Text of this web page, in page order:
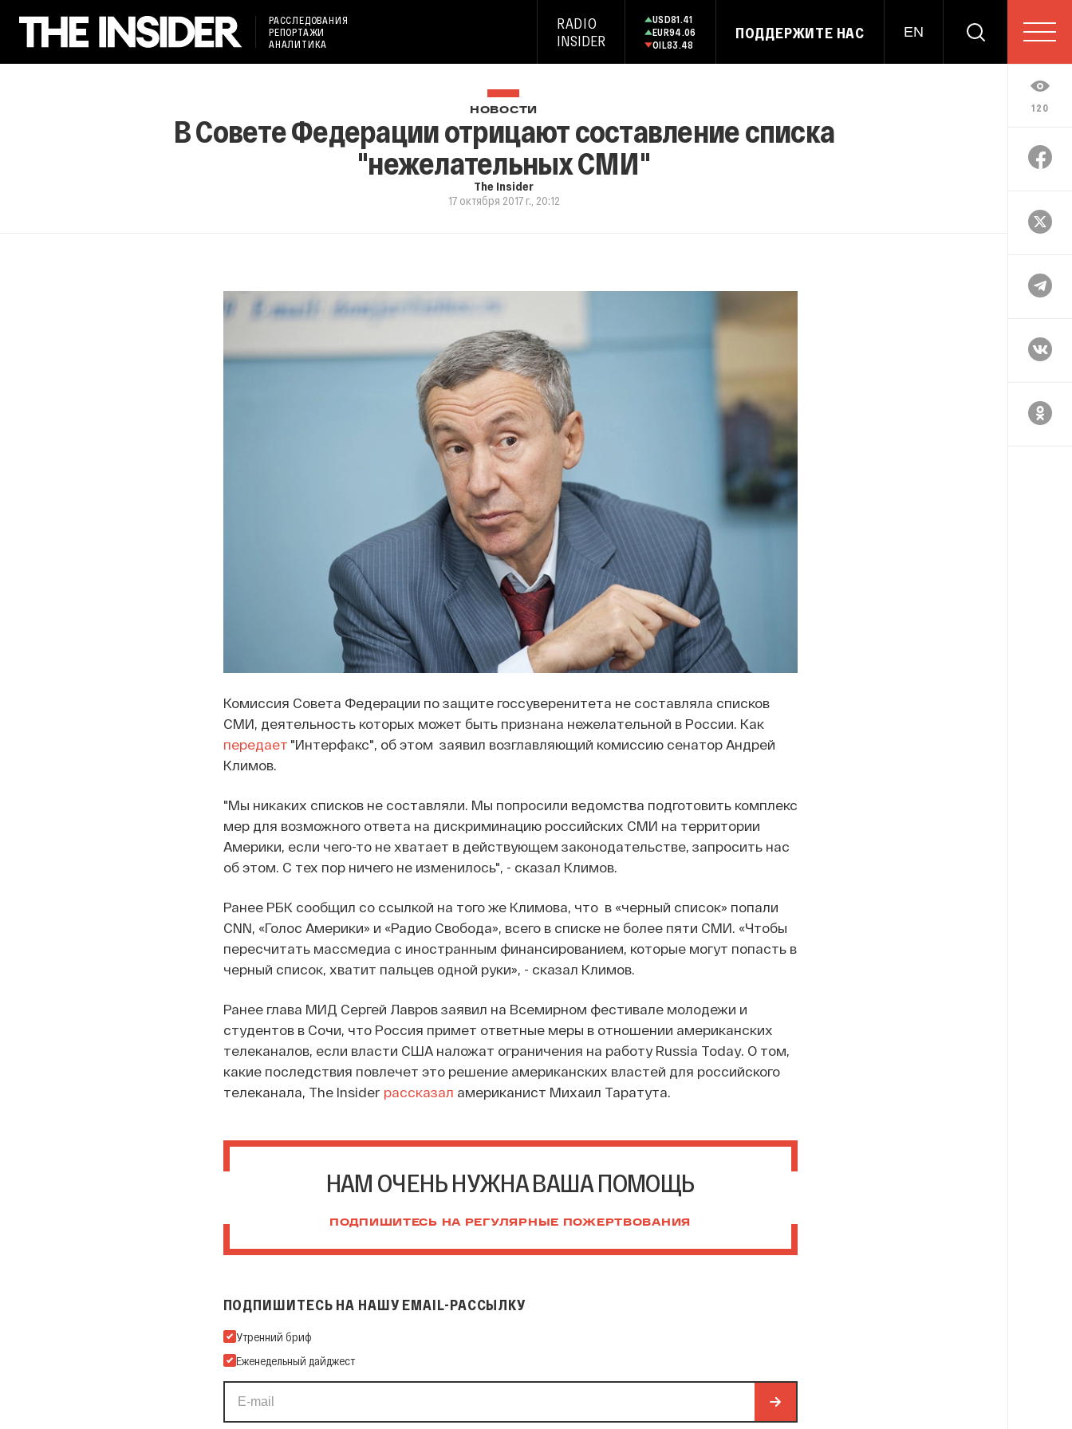
РАССЛЕДОВАНИЯ
РЕПОРТАЖИ
АНАЛИТИКА
RADIO
INSIDER
USD81.41
EUR94.06
OIL83.48
ПОДДЕРЖИТЕ НАС EN
120
НОВОСТИ
В Совете Федерации отрицают составление списка
"нежелательных СМИ"
The Insider
17 октября 2017 г., 20:12
Комиссия Совета Федерации по защите госсуверенитета не составляла списков
СМИ, деятельность которых может быть признана нежелательной в России. Как
передает "Интерфакс", об этом заявил возглавляющий комиссию сенатор Андрей
Климов.
"Мы никаких списков не составляли. Мы попросили ведомства подготовить комплекс
мер для возможного ответа на дискриминацию российских СМИ на территории
Америки, если чего-то не хватает в действующем законодательстве, запросить нас
об этом. С тех пор ничего не изменилось", - сказал Климов.
Ранее РБК сообщил со ссылкой на того же Климова, что в «черный список» попали
CNN, «Голос Америки» и «Радио Свобода», всего в списке не более пяти СМИ. «Чтобы
пересчитать массмедиа с иностранным финансированием, которые могут попасть в
черный список, хватит пальцев одной руки», - сказал Климов.
Ранее глава МИД Сергей Лавров заявил на Всемирном фестивале молодежи и
студентов в Сочи, что Россия примет ответные меры в отношении американских
телеканалов, если власти США наложат ограничения на работу Russia Today. О том,
какие последствия повлечет это решение американских властей для российского
телеканала, The Insider рассказал американист Михаил Таратута.
НАМ ОЧЕНЬ НУЖНА ВАША ПОМОЩЬ
ПОДПИШИТЕСЬ НА РЕГУЛЯРНЫЕ ПОЖЕРТВОВАНИЯ
ПОДПИШИТЕСЬ НА НАШУ EMAIL-РАССЫЛКУ
Подпишитесь на нашу Email-рассылку
Утренний бриф
Еженедельный дайджест